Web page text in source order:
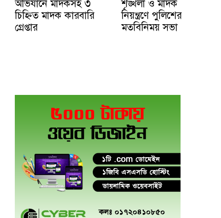
অভিযানে মাদকসহ ৩
চিহ্নিত মাদক কারবারি
গ্রেপ্তার
শৃঙ্খলা ও মাদক
নিয়ন্ত্রণে পুলিশের
মতবিনিময় সভা